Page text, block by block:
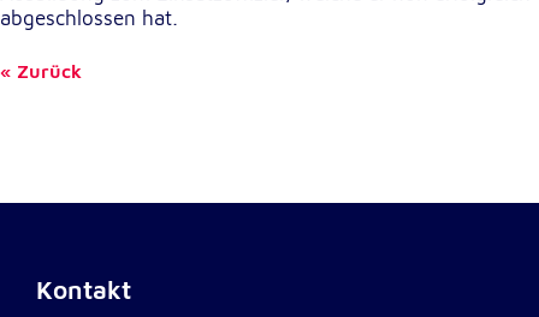
abgeschlossen hat.
Zurück
Kontakt
Externe Dienste